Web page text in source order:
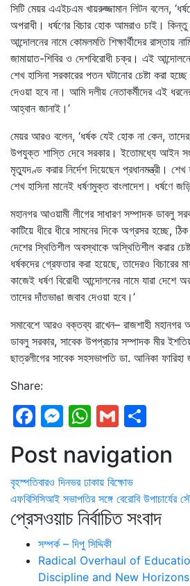
সিটি মেয়র এএইচএম খায়রুজ্জামান লিটন বলেন,
অপরাধী। ধর্ষণের বিচার হোক আমরাও চাই। কিন্তু
আন্দোলনের নামে কোমলমতি শিক্ষার্থীদের রাস্তায়
জামায়াত-শিবির ও দেশবিরোধী চক্র। এই আন্দোলনে
শেখ হাসিনা সরকারের পতন ঘটানোর চেষ্টা করা
দেওয়া হবে না। আমি দলীয় নেতাকর্মীদের এই
আহ্বান জানাই।’
মেয়র আরও বলেন, ‘ধর্ষক যেই হোক না কেন,
উপযুক্ত শাস্তি দেবে সরকার। ইতোমধ্যে আইন
মৃত্যুদণ্ড করার নির্দেশ দিয়েছেন প্রধানমন্ত্রী।
শেখ হাসিনা মানেই ধর্ষণমুক্ত বাংলাদেশ। ধর্ষণে
মহানগর আওয়ামী লীগের সাধারণ সম্পাদক ডাবলু
কাটিয়ে ধীরে ধীরে সামনের দিকে অগ্রসর হচ্ছে,
দেশের স্থিতিশীল অবস্থাকে অস্থিতিশীল করার
ধর্ষকদের গ্রেফতার করা হয়েছে, তাদেরও বিচারের
কাজেই ধর্ষণ বিরোধী আন্দোলনের নামে যারা দেশে
তাদের দাঁতভাঙা জবাব দেওয়া হবে।’
সমাবেশে আরও বক্তব্য রাখেন– রাজশাহী মহানগর
ডাবলু সরকার, সাবেক উপপ্রচার সম্পাদক মীর
ছাত্রলীগের সাবেক সহসভাপতি ডা. আনিকা ফারিহা
Share:
Facebook
Messenger
WhatsApp
Gmail
Post navigation
বৃহস্পতিবারও দিনভর ঢাকায় বিক্ষোভ
এফবিসিসিআই সভাপতির সঙ্গে বেরোবি উপাচার্যের
প্রেসওয়াচ নির্বাচিত সংবাদ
সম্পর্ক – দিপু সিদ্দিকী
Radical Overhaul of
Discipline and New